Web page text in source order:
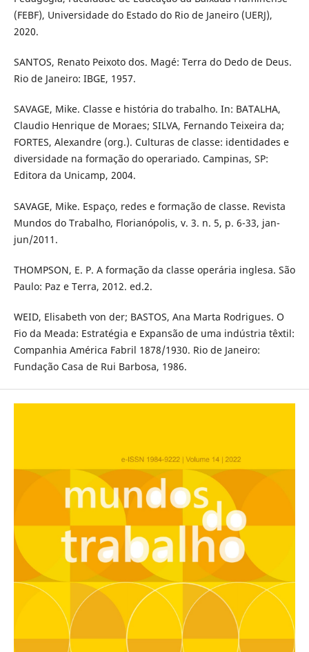
(FEBF), Universidade do Estado do Rio de Janeiro (UERJ),
2020.
SANTOS, Renato Peixoto dos. Magé: Terra do Dedo de Deus.
Rio de Janeiro: IBGE, 1957.
SAVAGE, Mike. Classe e história do trabalho. In: BATALHA,
Claudio Henrique de Moraes; SILVA, Fernando Teixeira da;
FORTES, Alexandre (org.). Culturas de classe: identidades e
diversidade na formação do operariado. Campinas, SP:
Editora da Unicamp, 2004.
SAVAGE, Mike. Espaço, redes e formação de classe. Revista
Mundos do Trabalho, Florianópolis, v. 3. n. 5, p. 6-33, jan-
jun/2011.
THOMPSON, E. P. A formação da classe operária inglesa. São
Paulo: Paz e Terra, 2012. ed.2.
WEID, Elisabeth von der; BASTOS, Ana Marta Rodrigues. O
Fio da Meada: Estratégia e Expansão de uma indústria têxtil:
Companhia América Fabril 1878/1930. Rio de Janeiro:
Fundação Casa de Rui Barbosa, 1986.